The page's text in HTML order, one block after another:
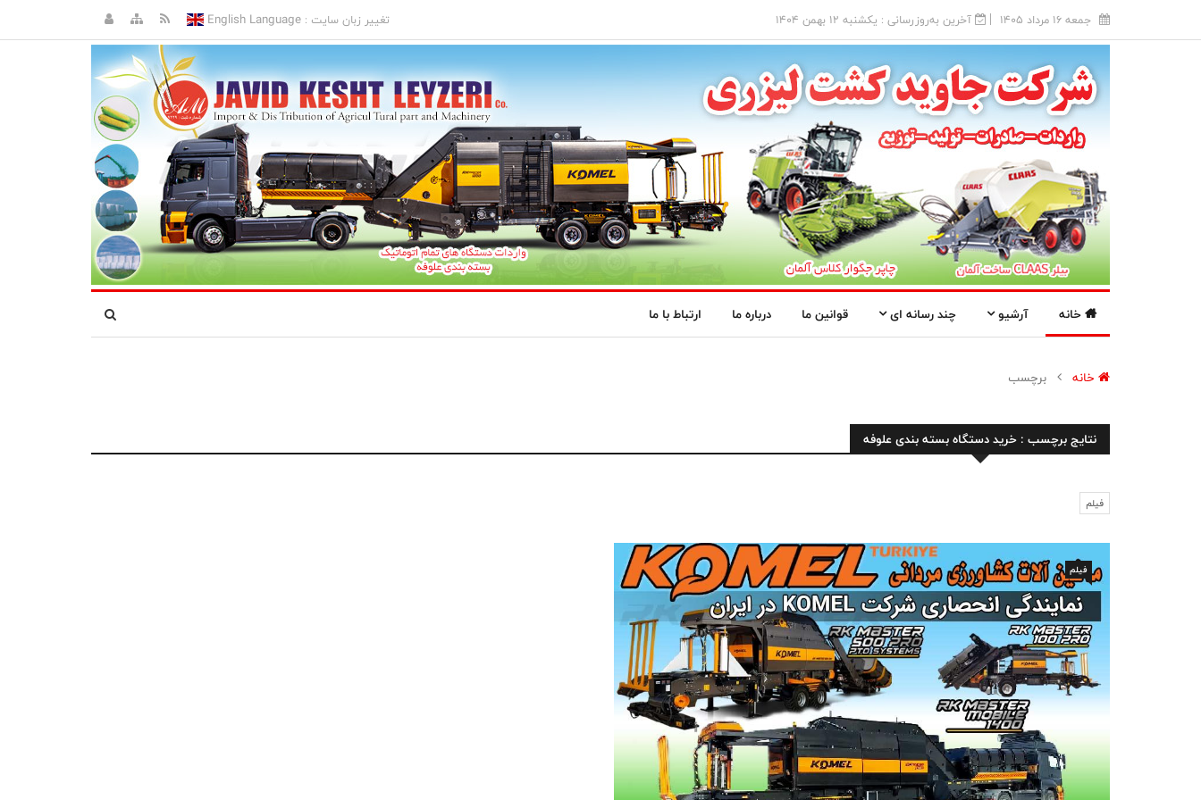
جمعه 16 مرداد 1405 آخرین به‌روزرسانی : يکشنبه 12 بهمن 1404 تغییر زبان سایت :English Language
خانه آرشیو چند رسانه ای قوانین ما درباره ما ارتباط با ما
خانه برچسب
نتایج برچسب : خرید دستگاه بسته بندی علوفه
فیلم
فیلم